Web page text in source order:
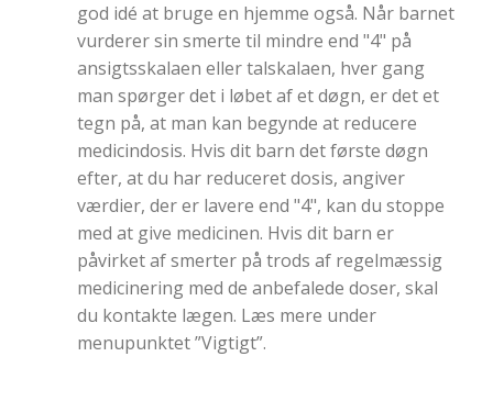
god idé at bruge en hjemme også. Når barnet
vurderer sin smerte til mindre end "4" på
ansigtsskalaen eller talskalaen, hver gang
man spørger det i løbet af et døgn, er det et
tegn på, at man kan begynde at reducere
medicindosis. Hvis dit barn det første døgn
efter, at du har reduceret dosis, angiver
værdier, der er lavere end "4", kan du stoppe
med at give medicinen. Hvis dit barn er
påvirket af smerter på trods af regelmæssig
medicinering med de anbefalede doser, skal
du kontakte lægen. Læs mere under
menupunktet ”Vigtigt”.